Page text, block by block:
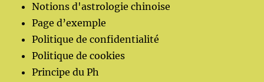
Notions d'astrologie chinoise
Page d’exemple
Politique de confidentialité
Politique de cookies
Principe du Ph